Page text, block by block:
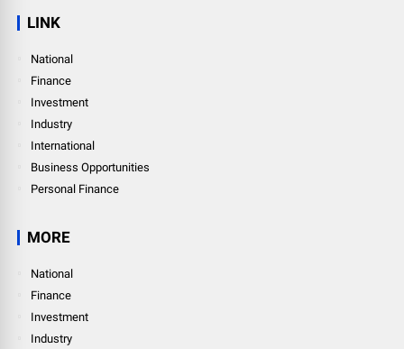
LINK
National
Finance
Investment
Industry
International
Business Opportunities
Personal Finance
MORE
National
Finance
Investment
Industry